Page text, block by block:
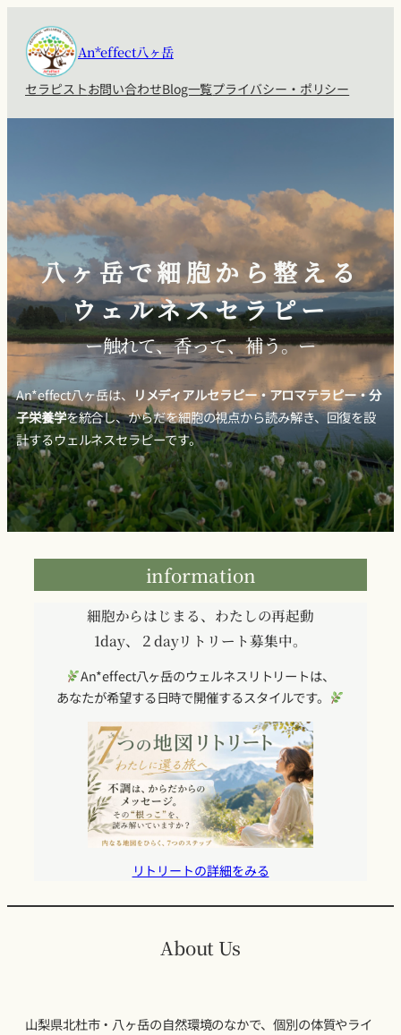
An*effect八ヶ岳
セラピストお問い合わせBlog一覧プライバシー・ポリシー
八ヶ岳で細胞から整える
ウェルネスセラピー
ー触れて、香って、補う。ー
An*effect八ヶ岳は、 リメディアルセラピー・アロマテラピー・分
子栄養学を統合し、からだを細胞の視点から読み解き、回復を設
計するウェルネスセラピーです。
information
細胞からはじまる、わたしの再起動
1day、２dayリトリート募集中。
An*effect八ヶ岳のウェルネスリトリートは、
あなたが希望する日時で開催するスタイルです。
リトリートの詳細をみる
About Us
山梨県北杜市・八ヶ岳の自然環境のなかで、個別の体質やライ